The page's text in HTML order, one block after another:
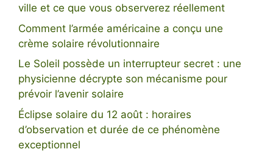
ville et ce que vous observerez réellement
Comment l’armée américaine a conçu une
crème solaire révolutionnaire
Le Soleil possède un interrupteur secret : une
physicienne décrypte son mécanisme pour
prévoir l’avenir solaire
Éclipse solaire du 12 août : horaires
d’observation et durée de ce phénomène
exceptionnel